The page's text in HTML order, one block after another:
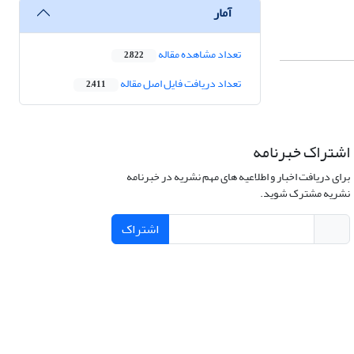
آمار
تعداد مشاهده مقاله 2,822
تعداد دریافت فایل اصل مقاله 2,411
اشتراک خبرنامه
برای دریافت اخبار و اطلاعیه های مهم نشریه در خبرنامه
نشریه مشترک شوید.
اشتراک